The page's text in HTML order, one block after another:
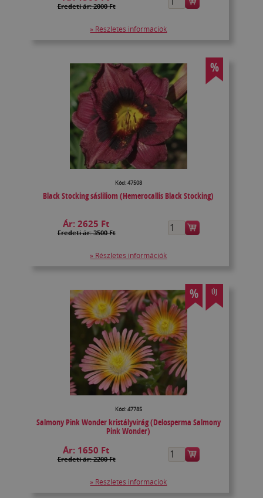
Eredeti ár: 2000 Ft
» Részletes információk
%
Kód: 47508
Black Stocking sásliliom (Hemerocallis Black Stocking)
Ár:2625 Ft
Eredeti ár: 3500 Ft
» Részletes információk
% ÚJ
Kód: 47785
Salmony Pink Wonder kristályvirág (Delosperma Salmony
Pink Wonder)
Ár: 1650 Ft
Eredeti ár: 2200 Ft
» Részletes információk